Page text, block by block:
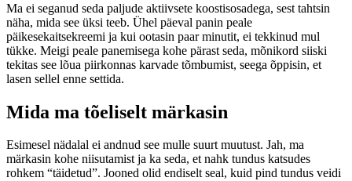
Ma ei seganud seda paljude aktiivsete koostisosadega, sest tahtsin
näha, mida see üksi teeb. Ühel päeval panin peale
päikesekaitsekreemi ja kui ootasin paar minutit, ei tekkinud mul
tükke. Meigi peale panemisega kohe pärast seda, mõnikord siiski
tekitas see lõua piirkonnas karvade tõmbumist, seega õppisin, et
lasen sellel enne settida.
Mida ma tõeliselt märkasin
Esimesel nädalal ei andnud see mulle suurt muutust. Jah, ma
märkasin kohe niisutamist ja ka seda, et nahk tundus katsudes
rohkem “täidetud”. Jooned olid endiselt seal, kuid pind tundus veidi